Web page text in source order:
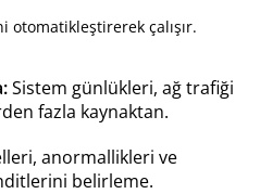
çalışır.
Sistem günlükleri, ağ trafiği
fazla kaynaktan.
anormallikleri ve
belirleme.